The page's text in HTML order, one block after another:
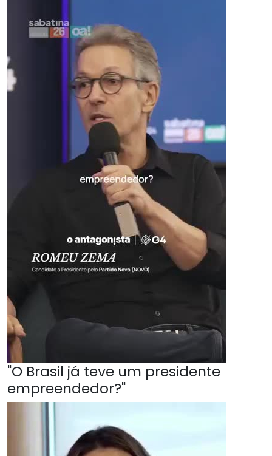
"O Brasil já teve um presidente
empreendedor?"